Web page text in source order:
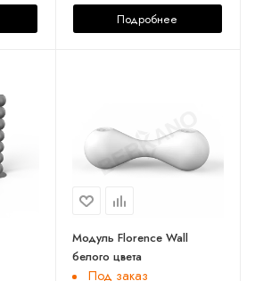
Подробнее
Модуль Florence Wall
белого цвета
Под заказ